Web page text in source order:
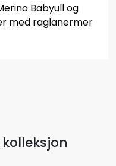
Babyull og
med raglanermer